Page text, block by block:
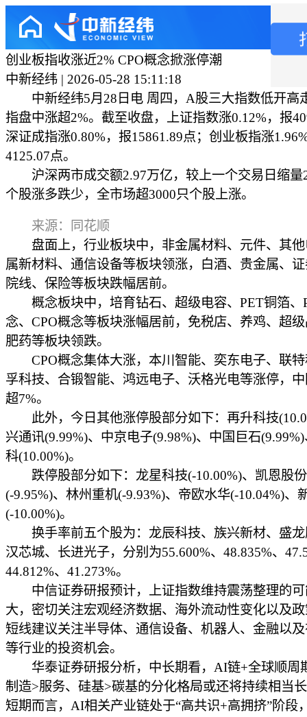
创业板指收涨近2% CPO概念掀涨停潮
中新经纬 | 2026-05-28 15:11:18
中新经纬5月28日电 周四，A股三大指数低开高
指盘中涨超2%。截至收盘，上证指数涨0.12%，报
深证成指涨0.80%，报15861.89点；创业板指涨
4125.07点。
沪深两市成交额2.97万亿，较上一个交易日缩量
个股涨多跌少，全市场超3000只个股上涨。
来源：同花顺
盘面上，行业板块中，非金属材料、元件、其他
属新材料、通信设备等板块领涨，白酒、贵金属、
院线、保险等板块跌幅居前。
概念板块中，培育钻石、超级电容、PET铜箔、
念、CPO概念等板块涨幅居前，免税店、养鸡、超
肥药等板块领跌。
CPO概念集体大涨，本川智能、奕东电子、联特
孚科技、合锻智能、鸿远电子、沃格光电等涨停，
超7%。
此外，今日其他涨停股部分如下：再升科技
兴通讯(9.99%)、中京电子(9.98%)、中国巨石
科(10.00%)。
跌停股部分如下：龙星科技(-10.00%)、凯恩股份
(-9.95%)、林州重机(-9.93%)、帝欧水华(-10.04%)、
(-10.00%)。
换手率前五个股为：龙辰科技、族兴新材、盛龙
汉芯城、长进光子，分别为55.600%、48.835%、
44.812%、41.273%。
中信证券研报预计，上证指数维持震荡整理的可
大，密切关注宏观经济数据、海外流动性变化以及
短线建议关注半导体、通信设备、机器人、金融以
等行业的投资机会。
华泰证券研报分析，中长期看，AI链+全球顺周
制造>服务、硅基>碳基的分化格局或还将持续相当
短期而言，AI相关产业链处于“高共识+高拥挤”阶段